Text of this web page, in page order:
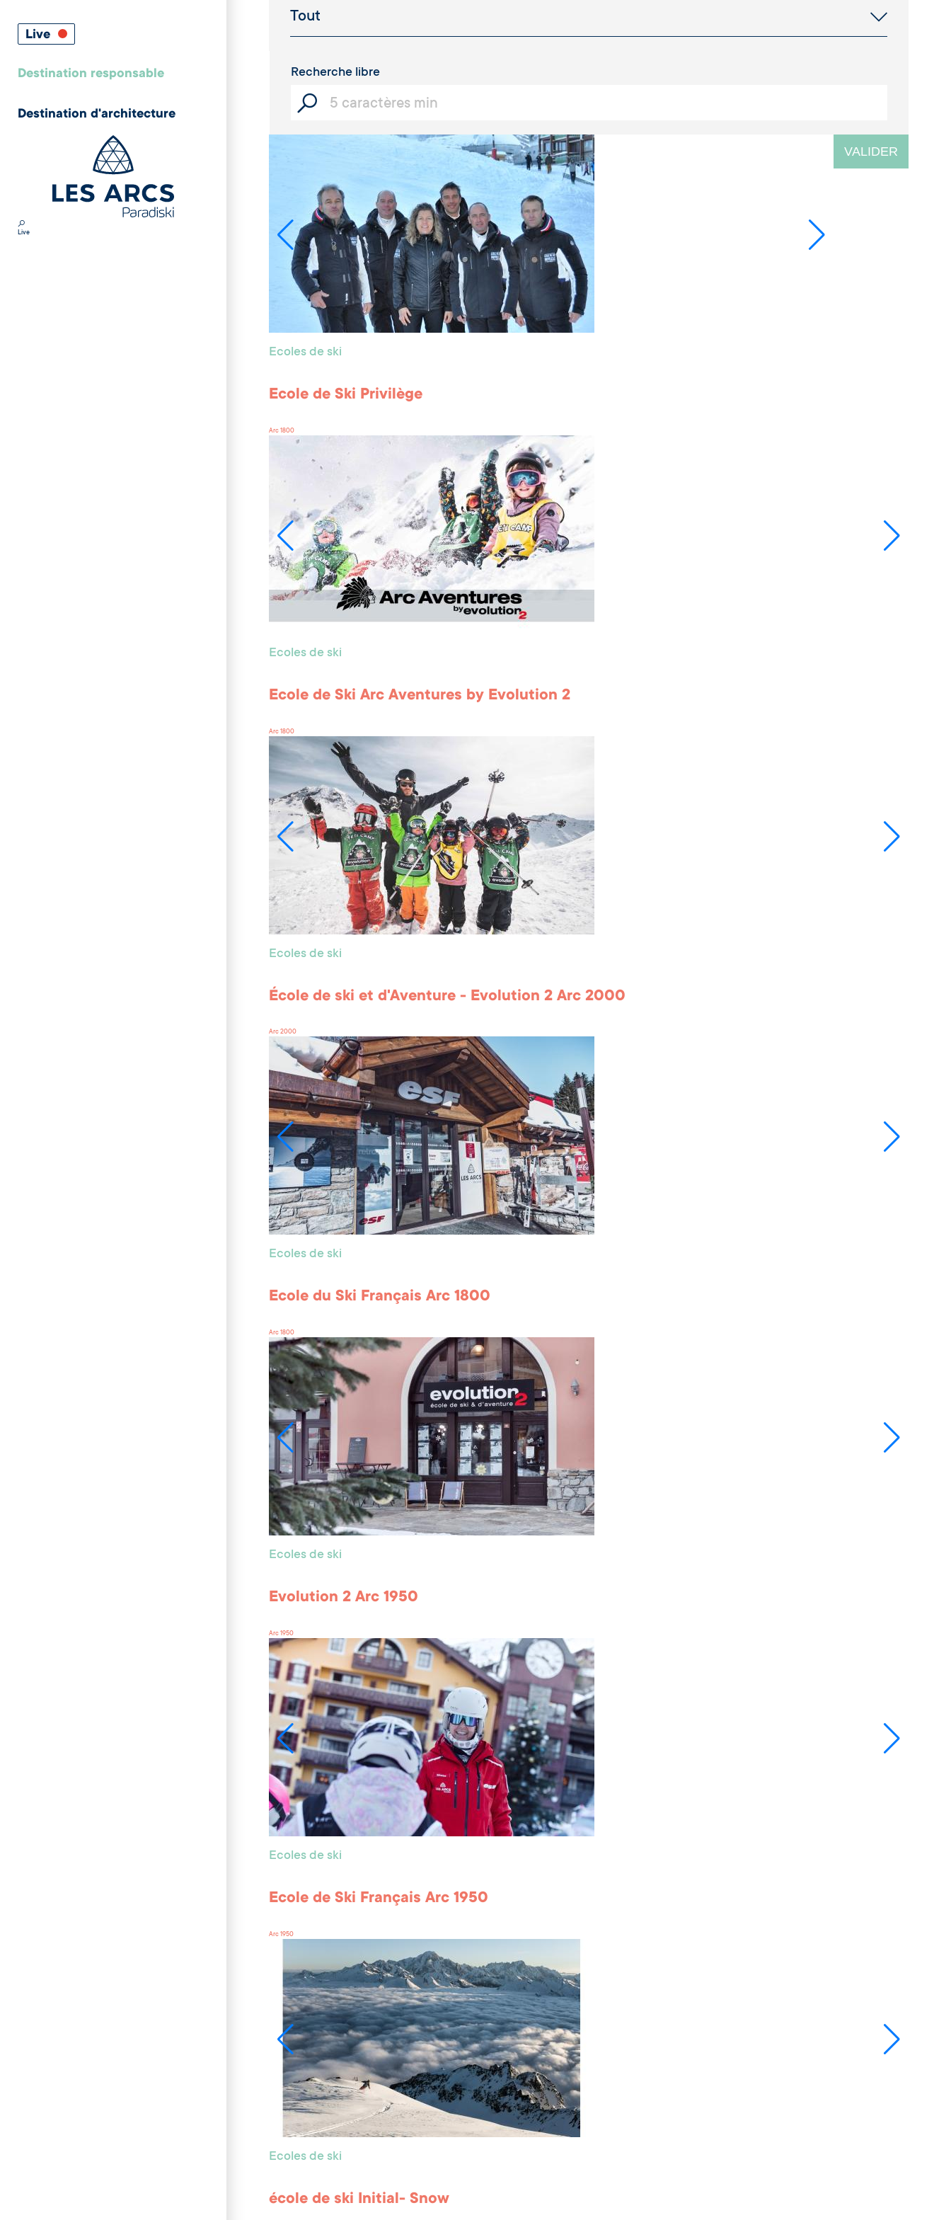
Live
Destination responsable
Destination d'architecture
Live
Recherche libre
VALIDER
Ecoles de ski
Ecole de Ski Privilège
Arc 1800
Ecoles de ski
Ecole de Ski Arc Aventures by Evolution 2
Arc 1800
Ecoles de ski
École de ski et d'Aventure - Evolution 2 Arc 2000
Arc 2000
Ecoles de ski
Ecole du Ski Français Arc 1800
Arc 1800
Ecoles de ski
Evolution 2 Arc 1950
Arc 1950
Ecoles de ski
Ecole de Ski Français Arc 1950
Arc 1950
Ecoles de ski
école de ski Initial- Snow